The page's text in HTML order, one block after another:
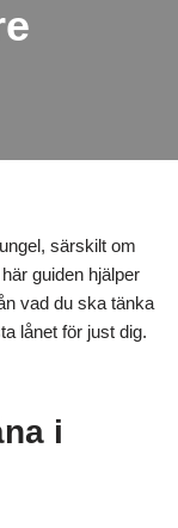
särskilt om
guiden hjälper
vad du ska tänka
lånet för just dig.
i